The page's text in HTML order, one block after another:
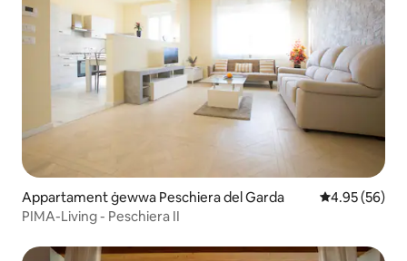
Appartament ġewwa Peschiera del Garda Rating medju
4.95 (56)
PIMA-Living - Peschiera II